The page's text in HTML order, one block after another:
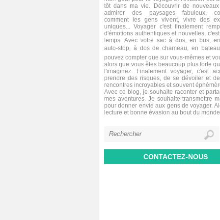
tôt dans ma vie. Découvrir de nouveaux
admirer des paysages fabuleux,
comment les gens vivent, vivre des
uniques... Voyager c'est finalement
d'émotions authentiques et nouvelles,
temps. Avec votre sac à dos, en bus,
auto-stop, à dos de chameau, en
pouvez compter que sur vous-mêmes et
alors que vous êtes beaucoup plus forte
l'imaginez. Finalement voyager, c'est
prendre des risques, de se dévoiler et
rencontres incroyables et souvent
Avec ce blog, je souhaite raconter et
mes aventures. Je souhaite transmettre
pour donner envie aux gens de voyager.
lecture et bonne évasion au bout du
CONTACTEZ-NOUS